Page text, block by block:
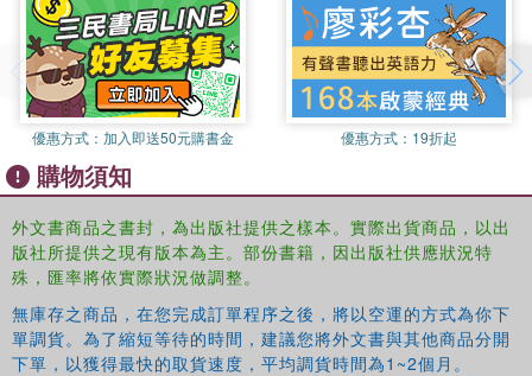
of Lord A. D. Lindsay.
優惠方式： 加入即送50元購書金 優惠方式： 19折起
購物須知
外文書商品之書封，為出版社提供之樣本。實際出貨商品，以出
版社所提供之現有版本為主。部份書籍，因出版社供應狀況特
殊，匯率將依實際狀況做調整。
無庫存之商品，在您完成訂單程序之後，將以空運的方式為你下
單調貨。為了縮短等待的時間，建議您將外文書與其他商品分開
下單，以獲得最快的取貨速度，平均調貨時間為1~2個月。